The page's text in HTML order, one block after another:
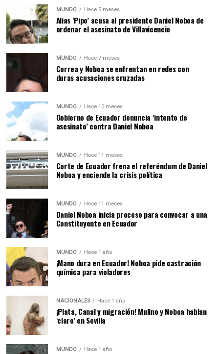
MUNDO Hace 5 meses
Alias ‘Pipo’ acusa al presidente Daniel Noboa de
ordenar el asesinato de Villavicencio
MUNDO Hace 7 meses
Correa y Noboa se enfrentan en redes con
duras acusaciones cruzadas
MUNDO Hace 10 meses
Gobierno de Ecuador denuncia ‘intento de
asesinato’ contra Daniel Noboa
MUNDO Hace 11 meses
Corte de Ecuador frena el referéndum de Daniel
Noboa y enciende la crisis política
MUNDO Hace 11 meses
Daniel Noboa inicia proceso para convocar a una
Constituyente en Ecuador
MUNDO Hace 1 año
¡Mano dura en Ecuador! Noboa pide castración
química para violadores
NACIONALES Hace 1 año
¡Plata, Canal y migración! Mulino y Noboa hablan
‘claro’ en Sevilla
MUNDO Hace 1 año